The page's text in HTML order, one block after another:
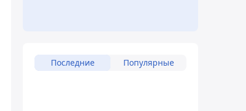
Последние Популярные